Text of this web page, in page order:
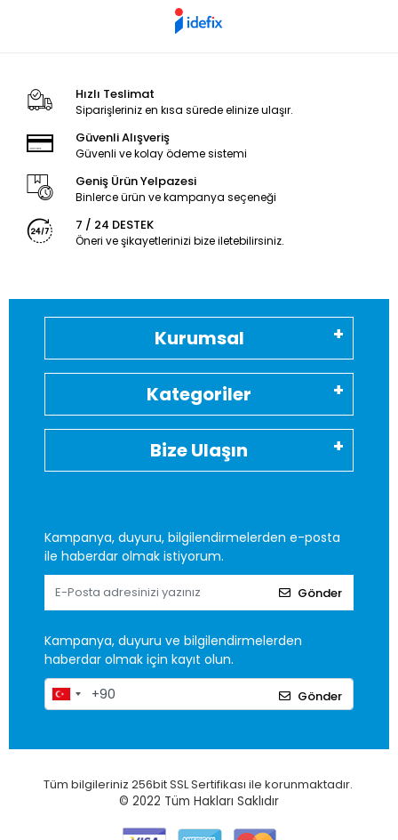
Hızlı Teslimat
Siparişleriniz en kısa sürede elinize ulaşır.
Güvenli Alışveriş
Güvenli ve kolay ödeme sistemi
Geniş Ürün Yelpazesi
Binlerce ürün ve kampanya seçeneği
7 / 24 DESTEK
Öneri ve şikayetlerinizi bize iletebilirsiniz.
Kurumsal
Kategoriler
Bize Ulaşın
Kampanya, duyuru, bilgilendirmelerden e-posta
ile haberdar olmak istiyorum.
Gönder
Kampanya, duyuru ve bilgilendirmelerden
haberdar olmak için kayıt olun.
Gönder
Tüm bilgileriniz 256bit SSL Sertifikası ile korunmaktadır.
© 2022 Tüm Hakları Saklıdır